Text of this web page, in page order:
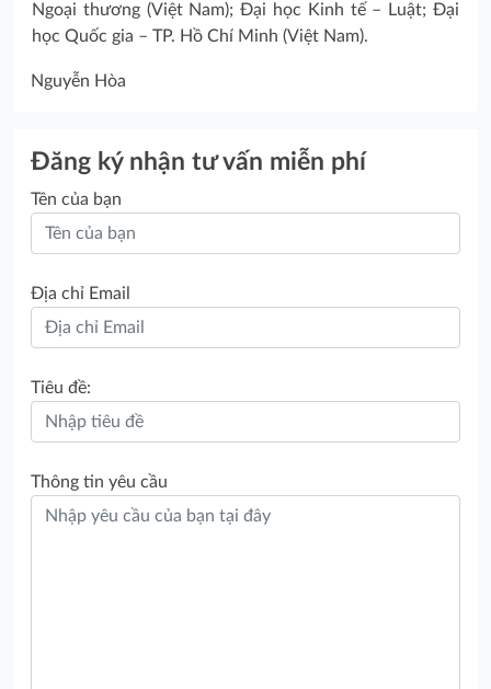
Ngoại thương (Việt Nam); Đại học Kinh tế – Luật; Đại
học Quốc gia – TP. Hồ Chí Minh (Việt Nam).
Nguyễn Hòa
Đăng ký nhận tư vấn miễn phí
Tên của bạn
Địa chỉ Email
Tiêu đề:
Thông tin yêu cầu